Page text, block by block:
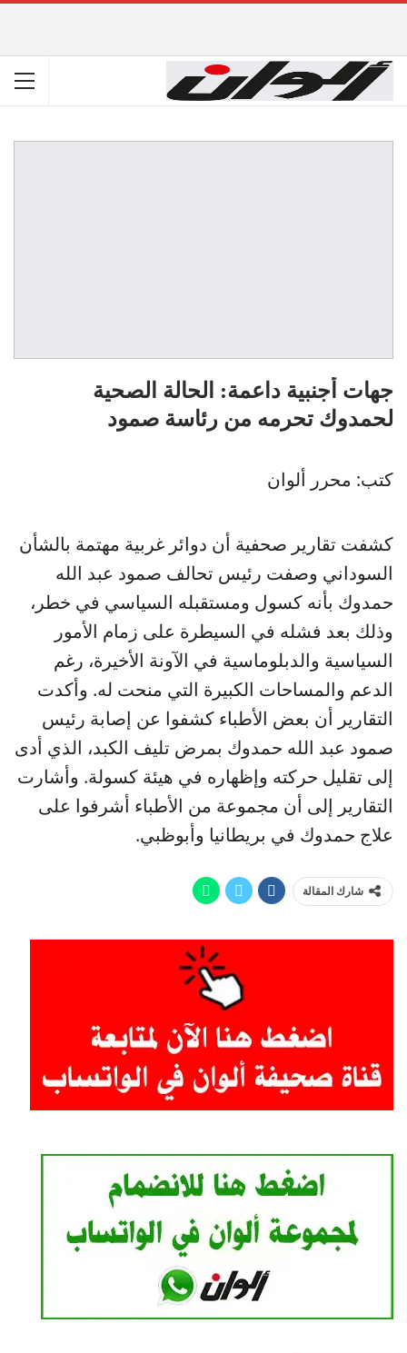
جهات أجنبية داعمة: الحالة الصحية
لحمدوك تحرمه من رئاسة صمود
كتب: محرر ألوان
كشفت تقارير صحفية أن دوائر غربية مهتمة بالشأن
السوداني وصفت رئيس تحالف صمود عبد الله
حمدوك بأنه كسول ومستقبله السياسي في خطر،
وذلك بعد فشله في السيطرة على زمام الأمور
السياسية والدبلوماسية في الآونة الأخيرة، رغم
الدعم والمساحات الكبيرة التي منحت له. وأكدت
التقارير أن بعض الأطباء كشفوا عن إصابة رئيس
صمود عبد الله حمدوك بمرض تليف الكبد، الذي أدى
إلى تقليل حركته وإظهاره في هيئة كسولة. وأشارت
التقارير إلى أن مجموعة من الأطباء أشرفوا على
علاج حمدوك في بريطانيا وأبوظبي.
شارك المقالة